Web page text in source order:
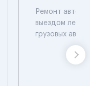
Ремонт
выездом
грузовых авто